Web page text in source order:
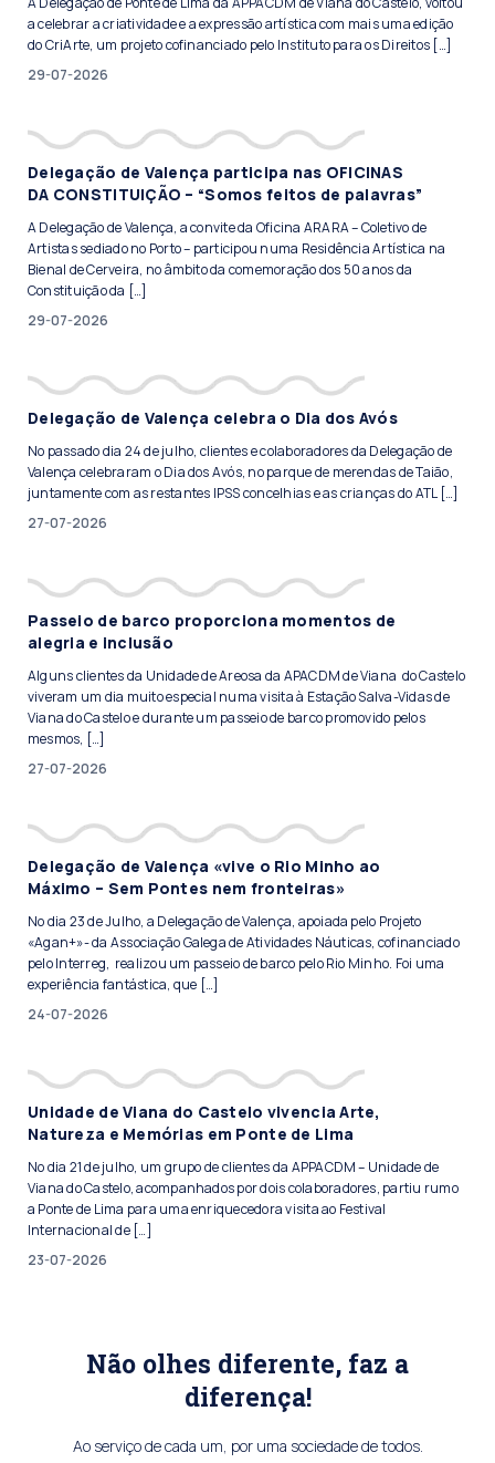
a celebrar a criatividade e a expressão artística com mais uma edição
do CriArte, um projeto cofinanciado pelo Instituto para os Direitos […]
29-07-2026
Delegação de Valença participa nas OFICINAS
DA CONSTITUIÇÃO – “Somos feitos de palavras”
A Delegação de Valença, a convite da Oficina ARARA – Coletivo de
Artistas sediado no Porto – participou numa Residência Artística na
Bienal de Cerveira, no âmbito da comemoração dos 50 anos da
Constituição da […]
29-07-2026
Delegação de Valença celebra o Dia dos Avós
No passado dia 24 de julho, clientes e colaboradores da Delegação de
Valença celebraram o Dia dos Avós, no parque de merendas de Taião,
juntamente com as restantes IPSS concelhias e as crianças do ATL […]
27-07-2026
Passeio de barco proporciona momentos de
alegria e inclusão
Alguns clientes da Unidade de Areosa da APACDM de Viana do Castelo
viveram um dia muito especial numa visita à Estação Salva-Vidas de
Viana do Castelo e durante um passeio de barco promovido pelos
mesmos, […]
27-07-2026
Delegação de Valença «vive o Rio Minho ao
Máximo – Sem Pontes nem fronteiras»
No dia 23 de Julho, a Delegação de Valença, apoiada pelo Projeto
«Agan+»- da Associação Galega de Atividades Náuticas, cofinanciado
pelo Interreg, realizou um passeio de barco pelo Rio Minho. Foi uma
experiência fantástica, que […]
24-07-2026
Unidade de Viana do Castelo vivencia Arte,
Natureza e Memórias em Ponte de Lima
No dia 21 de julho, um grupo de clientes da APPACDM – Unidade de
Viana do Castelo, acompanhados por dois colaboradores, partiu rumo
a Ponte de Lima para uma enriquecedora visita ao Festival
Internacional de […]
23-07-2026
Não olhes diferente, faz a
diferença!
Ao serviço de cada um, por uma sociedade de todos.